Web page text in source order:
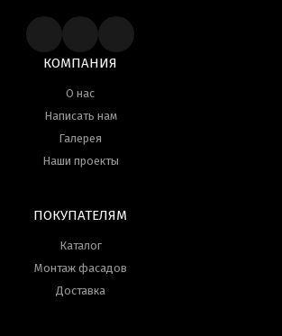
КОМПАНИЯ
О нас
Написать нам
Галерея
Наши проекты
ПОКУПАТЕЛЯМ
Каталог
Монтаж фасадов
Доставка